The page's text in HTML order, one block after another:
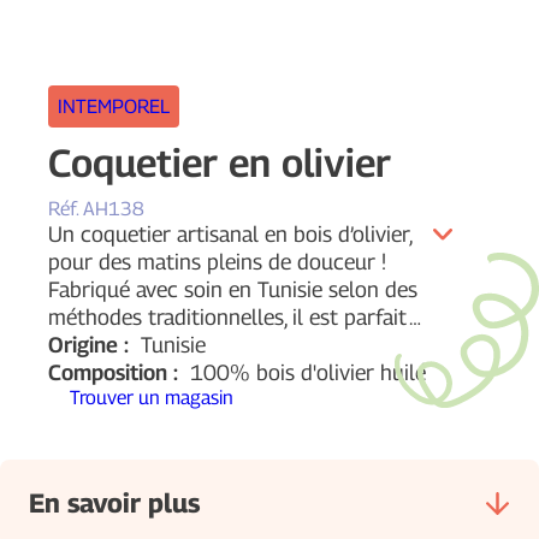
INTEMPOREL
Coquetier en olivier
Réf. AH138
Un coquetier artisanal en bois d’olivier,
pour des matins pleins de douceur !
Fabriqué avec soin en Tunisie selon des
méthodes traditionnelles, il est parfait…
Origine : Tunisie
Composition : 100% bois d'olivier huilé
Trouver un magasin
En savoir plus